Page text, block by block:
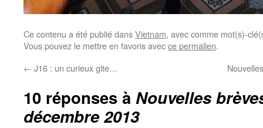
Ce contenu a été publié dansVietnam, avec comme mot(s)-
Vous pouvez le mettre en favoris avecce permalien.
← J16 : un curieux gite…
10 réponses à Nouvelles
décembre 2013